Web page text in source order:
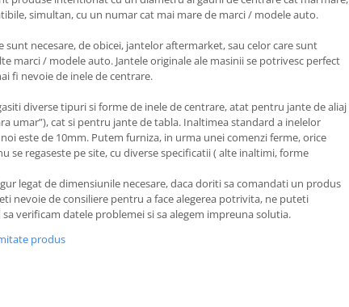
simultan, cu un numar cat mai mare de marci / modele auto.
sunt necesare, de obicei, jantelor aftermarket, sau celor care sunt
marci / modele auto. Jantele originale ale masinii se potrivesc perfect
fi nevoie de inele de centrare.
diverse tipuri si forme de inele de centrare, atat pentru jante de aliaj
umar”), cat si pentru jante de tabla. Inaltimea standard a inelelor
este de 10mm. Putem furniza, in urma unei comenzi ferme, orice
se regaseste pe site, cu diverse specificatii ( alte inaltimi, forme
legat de dimensiunile necesare, daca doriti sa comandati un produs
nevoie de consiliere pentru a face alegerea potrivita, ne puteti
verificam datele problemei si sa alegem impreuna solutia.
produs